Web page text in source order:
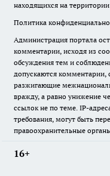
находящихся на
Политика
Администрация портала
комментарии, исходя из
обсуждения тем и
допускаются
разжигающие
вражду, а равно унижение
ссылок не по теме. IP-
требования, могут быть
правоохранительные
16+